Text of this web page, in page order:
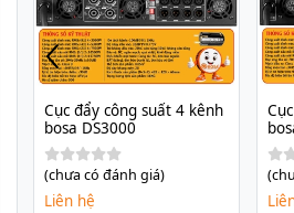
Cục đẩy công suất 4 kênh
bosa DS3000
(chưa có đánh giá)
Liên hệ